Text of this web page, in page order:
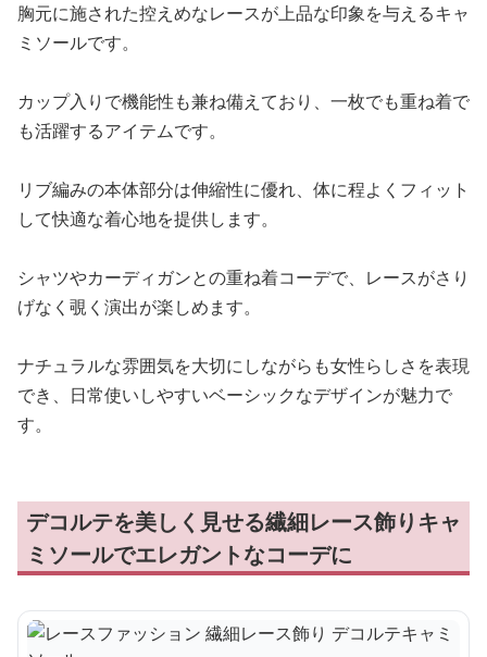
胸元に施された控えめなレースが上品な印象を与えるキャ
ミソールです。
カップ入りで機能性も兼ね備えており、一枚でも重ね着で
も活躍するアイテムです。
リブ編みの本体部分は伸縮性に優れ、体に程よくフィット
して快適な着心地を提供します。
シャツやカーディガンとの重ね着コーデで、レースがさり
げなく覗く演出が楽しめます。
ナチュラルな雰囲気を大切にしながらも女性らしさを表現
でき、日常使いしやすいベーシックなデザインが魅力で
す。
デコルテを美しく見せる繊細レース飾りキャ
ミソールでエレガントなコーデに